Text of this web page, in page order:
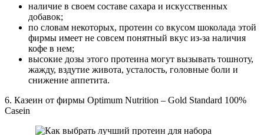
наличие в своем составе сахара и искусственных
добавок;
по словам некоторых, протеин со вкусом шоколада этой
фирмы имеет не совсем понятный вкус из-за наличия
кофе в нем;
высокие дозы этого протеина могут вызывать тошноту,
жажду, вздутие живота, усталость, головные боли и
снижение аппетита.
6. Казеин от фирмы Optimum Nutrition – Gold Standard 100%
Casein